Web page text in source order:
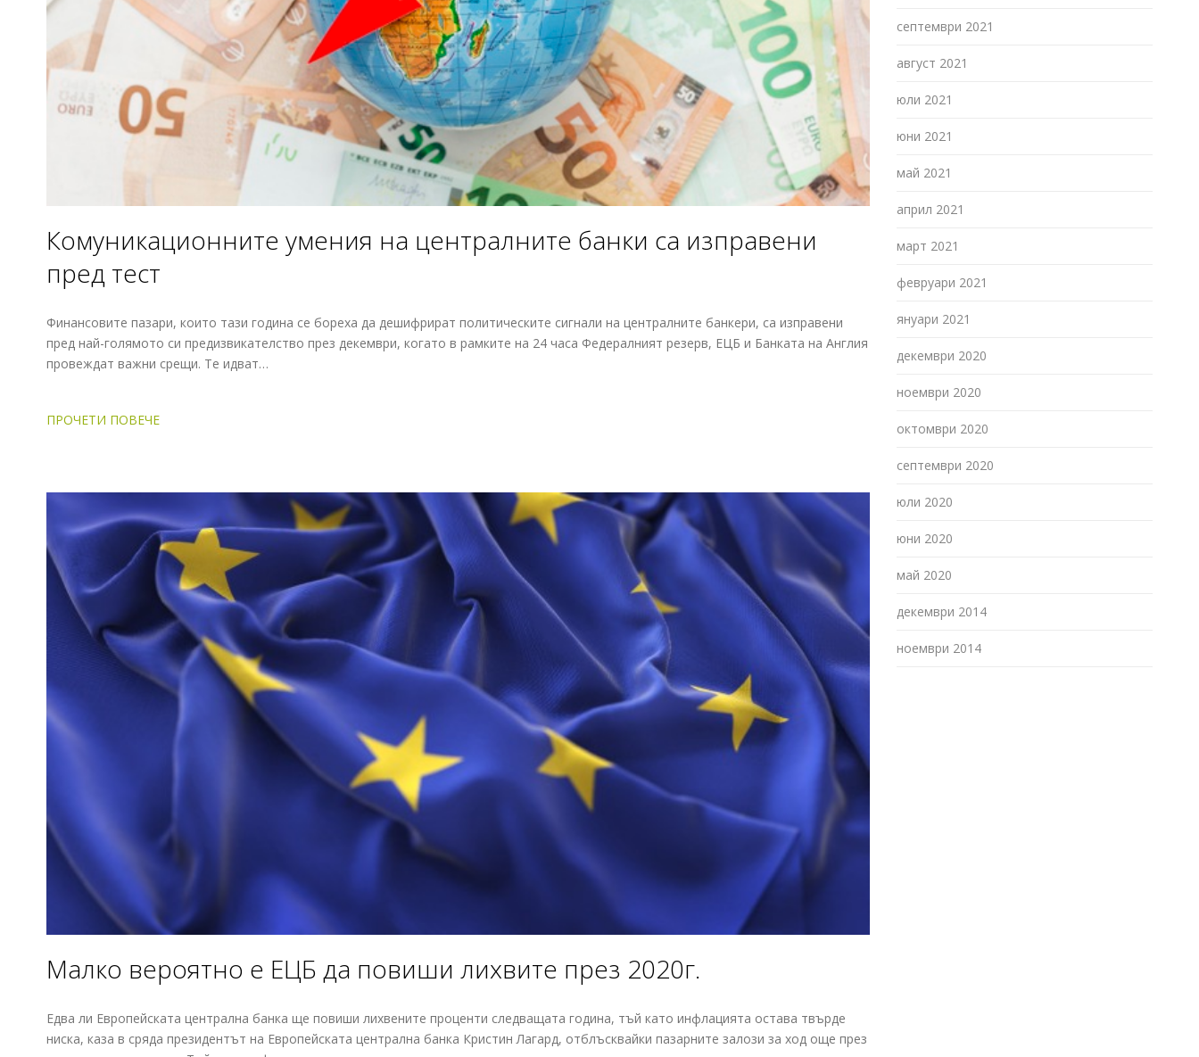
Комуникационните умения на централните банки са изправени
пред тест
Финансовите пазари, които тази година се бореха да дешифрират политическите сигнали на централните банкери, са изправени
пред най-голямото си предизвикателство през декември, когато в рамките на 24 часа Федералният резерв, ЕЦБ и Банката на Англия
провеждат важни срещи. Те идват…
ПРОЧЕТИ ПОВЕЧЕ
Малко вероятно е ЕЦБ да повиши лихвите през 2020г.
Едва ли Европейската централна банка ще повиши лихвените проценти следващата година, тъй като инфлацията остава твърде
ниска, каза в сряда президентът на Европейската централна банка Кристин Лагард, отблъсквайки пазарните залози за ход още през
септември 2021
август 2021
юли 2021
юни 2021
май 2021
април 2021
март 2021
февруари 2021
януари 2021
декември 2020
ноември 2020
октомври 2020
септември 2020
юли 2020
юни 2020
май 2020
декември 2014
ноември 2014